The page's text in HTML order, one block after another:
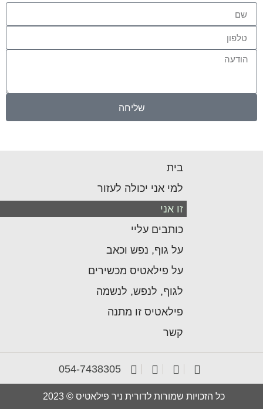
שליחה
054-7438305
בית
למי אני יכולה לעזור
זו אני
כותבים עליי
על גוף, נפש וכאב
על פילאטיס מכשירים
לגוף, לנפש, לנשמה
פילאטיס זו מתנה
קשר
כל הזכויות שמורות לדורית ניר פילאטיס © 2023